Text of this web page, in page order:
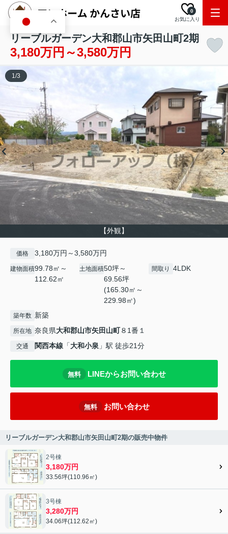
お気に入り
0
リーブルガーデン大和郡山市矢田山町2期
3,180万円～3,580万円
【外観】
1/3
価格 3,180万円～3,580万円
建物面積99.78㎡～
112.62㎡
土地面積50坪～
69.56坪
(165.30㎡～
229.98㎡)
間取り 4LDK
築年数 新築
所在地 奈良県大和郡山市矢田山町８1番１
交通 関西本線 「大和小泉 」駅 徒歩21分
無料 LINEからお問い合わせ
無料 お問い合わせ
リーブルガーデン大和郡山市矢田山町2期の販売中物件
2号棟
3,180万円
33.56坪(110.96㎡)
3号棟
3,280万円
34.06坪(112.62㎡)